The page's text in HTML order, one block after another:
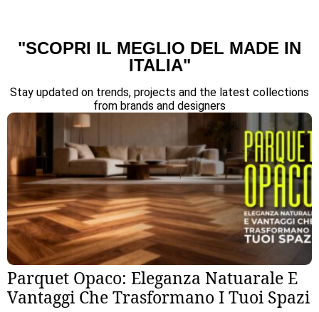
"SCOPRI IL MEGLIO DEL MADE IN
ITALIA"
Stay updated on trends, projects and the latest collections
from brands and designers
Parquet Opaco: Eleganza Natuarale E
Vantaggi Che Trasformano I Tuoi Spazi